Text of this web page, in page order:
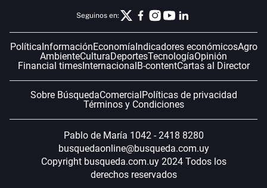
Seguinos en:
PolíticaInformaciónEconomíaIndicadores económicosAgro
AmbienteCulturaDeportesTecnologíaOpinión
Financial timesInternacionalB-contentCartas al Director
Sobre BúsquedaComercialPolíticas de privacidad
Términos y Condiciones
Pablo de María 1042 - 2418 8280
busquedaonline@busqueda.com.uy
Copyright busqueda.com.uy 2024 Todos los
derechos reservados